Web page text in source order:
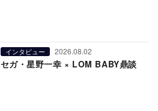
インタビュー 2026.08.02
セガ・星野一幸 × LOM BABY鼎談